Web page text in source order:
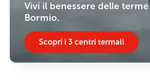
Vivi il benessere delle
Bormio.
Scopri i 3 centri termali